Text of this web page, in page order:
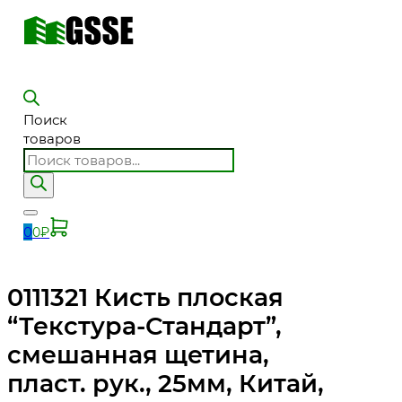
Поиск
товаров
00₽
0111321 Кисть плоская
“Текстура-Стандарт”,
смешанная щетина,
пласт. рук., 25мм, Китай,